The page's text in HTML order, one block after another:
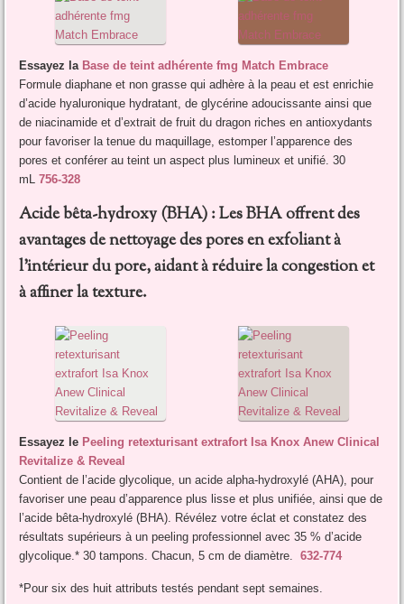
Essayez la Base de teint adhérente fmg Match Embrace
Formule diaphane et non grasse qui adhère à la peau et est enrichie
d’acide hyaluronique hydratant, de glycérine adoucissante ainsi que
de niacinamide et d’extrait de fruit du dragon riches en antioxydants
pour favoriser la tenue du maquillage, estomper l’apparence des
pores et conférer au teint un aspect plus lumineux et unifié. 30
mL756-328
Acide bêta-hydroxy (BHA) : Les BHA offrent des
avantages de nettoyage des pores en exfoliant à
l’intérieur du pore, aidant à réduire la congestion et
à affiner la texture.
Essayez le Peeling retexturisant extrafort Isa Knox Anew Clinical
Revitalize & Reveal
Contient de l’acide glycolique, un acide alpha-hydroxylé (AHA), pour
favoriser une peau d’apparence plus lisse et plus unifiée, ainsi que de
l’acide bêta-hydroxylé (BHA). Révélez votre éclat et constatez des
résultats supérieurs à un peeling professionnel avec 35 % d’acide
glycolique.* 30 tampons. Chacun, 5 cm de diamètre.632-774
*Pour six des huit attributs testés pendant sept semaines.